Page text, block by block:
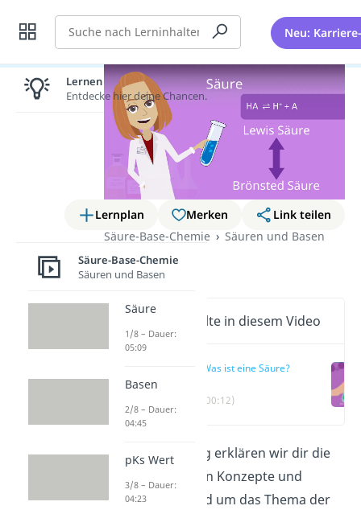
Suche Neu:
Lernplan Merken
Link teilen
Säure-Base-Chemie
Säuren und Basen
Säure
Wichtige Inhalte in diesem Video
Was ist eine Säure?
(00:12)
In diesem Beitrag erklären wir dir die
unterschiedlichen Konzepte und
Definitionen rund um das Thema der
Lernen lohnt sich!
Entdecke hier deine Chancen.
Säure-Base-Chemie
Säuren und Basen
Säure
1/8 – Dauer:
05:09
Basen
2/8 – Dauer:
04:45
pKs Wert
3/8 – Dauer:
04:23